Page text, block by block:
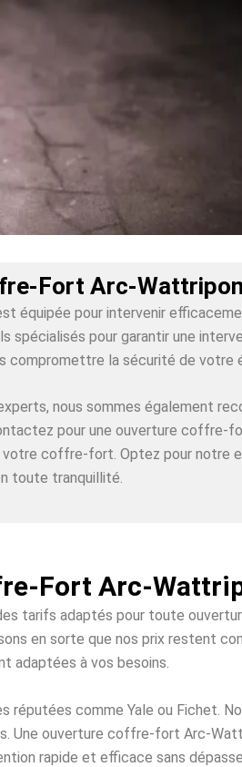
Fort Arc-
équipée pour intervenir
pour garantir une
compromettre la sécurité de votre
nous sommes également
pour une ouverture coffre-
coffre-fort. Optez pour notre
toute tranquillité.
Fort Arc-
tarifs adaptés pour toute
en sorte que nos prix restent
adaptées à vos besoins.
comme Yale ou Fichet.
Une ouverture coffre-fort Arc-
rapide et efficace sans